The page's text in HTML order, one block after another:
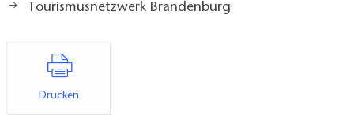
Tourismusnetzwerk Brandenburg
Drucken